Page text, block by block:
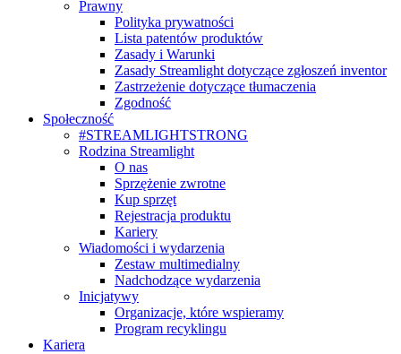
Prawny
Polityka prywatności
Lista patentów produktów
Zasady i Warunki
Zasady Streamlight dotyczące zgłoszeń inventor
Zastrzeżenie dotyczące tłumaczenia
Zgodność
Społeczność
#STREAMLIGHTSTRONG
Rodzina Streamlight
O nas
Sprzężenie zwrotne
Kup sprzęt
Rejestracja produktu
Kariery
Wiadomości i wydarzenia
Zestaw multimedialny
Nadchodzące wydarzenia
Inicjatywy
Organizacje, które wspieramy
Program recyklingu
Kariera